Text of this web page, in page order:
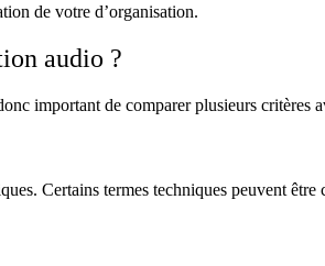
de votre d’organisation.
audio ?
important de comparer plusieurs critères
Certains termes techniques peuvent